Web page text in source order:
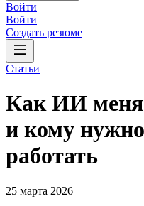
Войти
Войти
Создать резюме
Статьи
Как ИИ
и кому
работать
25 марта 2026